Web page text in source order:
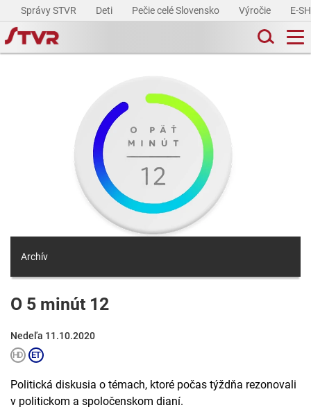
Správy STVR Deti Pečie celé Slovensko Výročie E-
Archív
O 5 minút 12
Nedeľa 11.10.2020
Politická diskusia o témach, ktoré počas týždňa rezonovali
v politickom a spoločenskom dianí.